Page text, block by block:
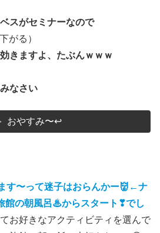
スがセミナーなので
がる）
きますよ、たぶんｗｗｗ
なさい
おやすみ〜↩
す〜って迷子はおらんかー👹←ナ
館の朝風呂♨からスタート❣でし
お好きなアクティビティを選んで